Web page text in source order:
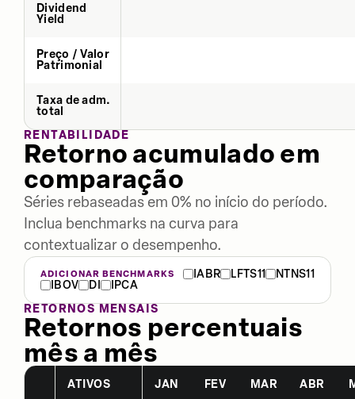
Dividend
Yield
Preço / Valor
Patrimonial
Taxa de adm.
total
RENTABILIDADE
Retorno acumulado em
comparação
Séries rebaseadas em 0% no início do período.
Inclua benchmarks na curva para
contextualizar o desempenho.
ADICIONAR BENCHMARKS IABR LFTS11
NTNS11
IBOV
DI
IPCA
RETORNOS MENSAIS
Retornos percentuais
mês a mês
ATIVOS JAN FEV MAR ABR